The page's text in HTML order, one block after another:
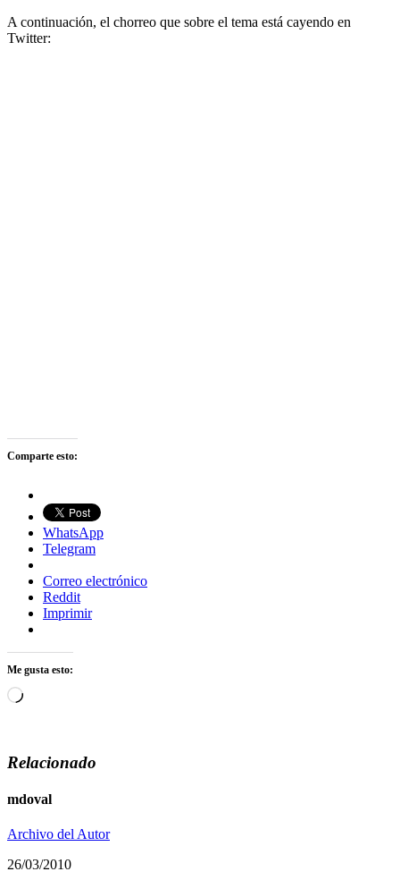
A continuación, el chorreo que sobre el tema está cayendo en
Twitter:
Comparte esto:
WhatsApp
Telegram
Correo electrónico
Reddit
Imprimir
Me gusta esto:
Cargando...
Relacionado
mdoval
Archivo del Autor
26/03/2010